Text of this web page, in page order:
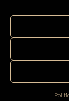
Balmain
Distribué par SAS